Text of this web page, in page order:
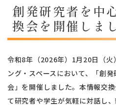
創発研究者を中
換会を開催しま
令和8年（2026年）1月20日（
ング・スペースにおいて、「創
会」を開催しました。本情報交
て研究者や学生が気軽に対話し